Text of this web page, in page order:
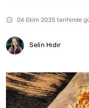
06 Ekim 2025 tarihinde
Selin Hıdır